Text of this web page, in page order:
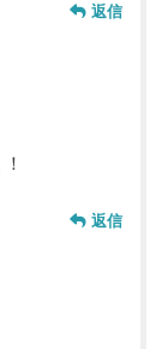
返信
返信